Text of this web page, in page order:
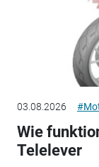
03.08.2026
Wie
Telelever